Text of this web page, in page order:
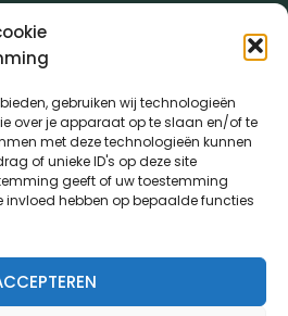
gebruiken wij technologieën
over je apparaat op te slaan en/of te
met deze technologieën kunnen
of unieke ID's op deze site
geeft of uw toestemming
invloed hebben op bepaalde functies
|Privacybeleid| gemaakt met
door
creativitijd
dankzij de medewerking van: